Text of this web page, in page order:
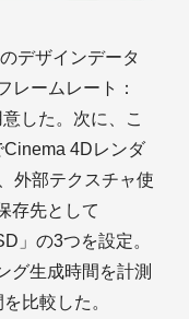
デザインデータ
レームレート：
した。次に、こ
4Dレンダ
外部テクスチャ使
存先として
」の3つを設定。
グ生成時間を計測
比較した。